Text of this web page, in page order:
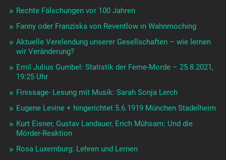
Rechte Fälschungen vor 100 Jahren
Fanny oder Franziska von Reventlow in Wahnmoching
Aktuelle Verelendung unserer Gesellschaften – wie lernen
wir Veränderung?
Emil Julius Gumbel: Statistik der Feme-Morde – 25.8.2021,
19:25 Uhr
Finissage- Lesung mit Musik: Sarah Sonja Lerch
Eugene Levine + hingerichtet 5.6.1919 München Stadelheim
Kurt Eisner, Gustav Landauer, Erich Mühsam: Und die
Mörder-Reaktion
Rosa Luxemburg: Lehren und Lernen